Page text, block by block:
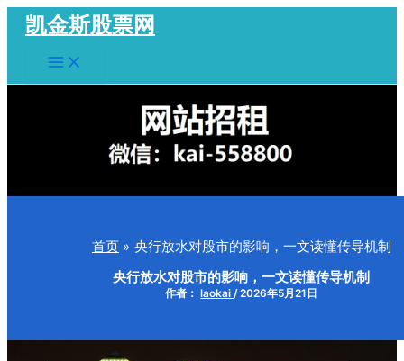
容
凯金斯股票网
Main
Menu
首页 央行放水对股市的影响，一文读懂传导机制
央行放水对股市的影响，一文读懂传导机制
作者： laokai /2026年5月21日